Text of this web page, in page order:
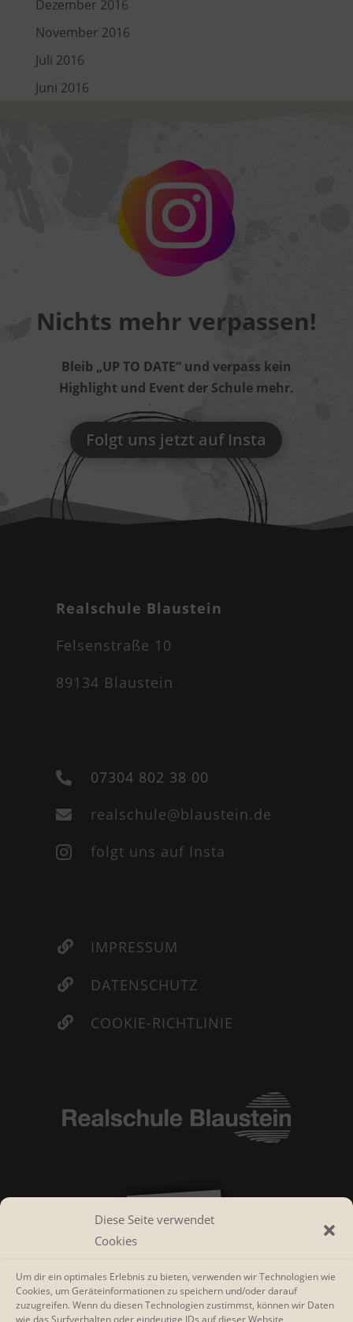
Diese Seite verwendet
Cookies
Um dir ein optimales Erlebnis zu bieten, verwenden wir Technologien wie
Cookies, um Geräteinformationen zu speichern und/oder darauf
zuzugreifen. Wenn du diesen Technologien zustimmst, können wir Daten
wie das Surfverhalten oder eindeutige IDs auf dieser Website
Dezember 2016
November 2016
Juli 2016
Juni 2016
Nichts mehr verpassen!
Bleib „UP TO DATE“ und verpass kein
Highlight und Event der Schule mehr.
Folgt uns jetzt auf Insta
Realschule Blaustein
Felsenstraße 10
89134 Blaustein
 07304 802 38 00
 realschule@blaustein.de
 folgt uns auf Insta
 IMPRESSUM
 DATENSCHUTZ
 COOKIE-RICHTLINIE